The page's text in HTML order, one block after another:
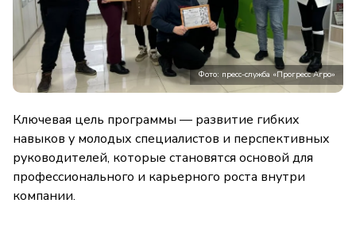
Фото: пресс-служба «Прогресс Агро»
Ключевая цель программы — развитие гибких
навыков у молодых специалистов и перспективных
руководителей, которые становятся основой для
профессионального и карьерного роста внутри
компании.